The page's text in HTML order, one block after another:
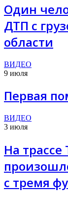
Один
ДТП с
области
ВИДЕО
9 июля
Первая
ВИДЕО
3 июля
На
с тремя